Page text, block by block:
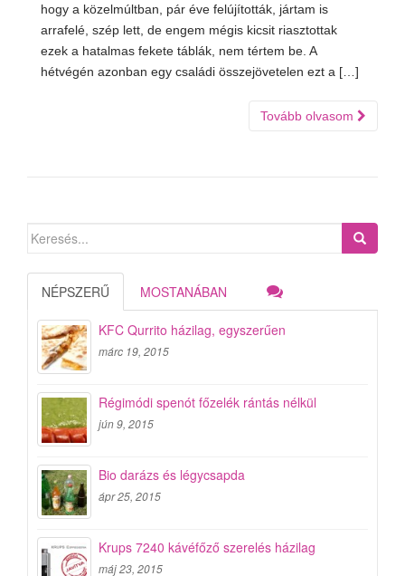
hogy a közelmúltban, pár éve felújították, jártam is
arrafelé, szép lett, de engem mégis kicsit riasztottak
ezek a hatalmas fekete táblák, nem tértem be. A
hétvégén azonban egy családi összejövetelen ezt a […]
Tovább olvasom
Search
NÉPSZERŰ MOSTANÁBAN
KFC Qurrito házilag, egyszerűen
márc 19, 2015
Régimódi spenót főzelék rántás nélkül
jún 9, 2015
Bio darázs és légycsapda
ápr 25, 2015
Krups 7240 kávéfőző szerelés házilag
máj 23, 2015